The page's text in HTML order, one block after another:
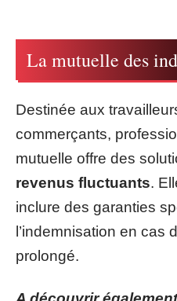
La mutuelle des
Destinée aux
commerçants,
mutuelle offre des
revenus fluctuants.
inclure des garanties
l’indemnisation en cas
prolongé.